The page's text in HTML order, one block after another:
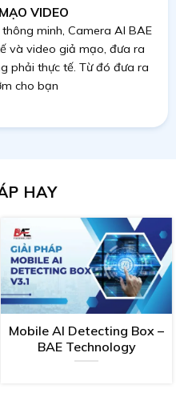
VIDEO
minh, Camera AI BAE
và video giả mạo, đưa ra
phải thực tế. Từ đó đưa ra
cho bạn
HAY
Mobile AI Detecting Box –
BAE Technology